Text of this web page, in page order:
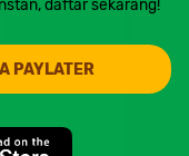
daftar sekarang!
PAYLATER